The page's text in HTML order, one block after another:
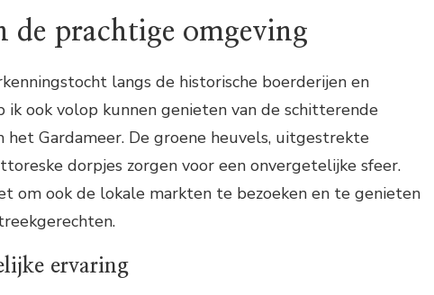
de prachtige omgeving
langs de historische boerderijen en
ik ook volop kunnen genieten van de schitterende
het Gardameer. De groene heuvels, uitgestrekte
dorpjes zorgen voor een onvergetelijke sfeer.
om ook de lokale markten te bezoeken en te genieten
ervaring